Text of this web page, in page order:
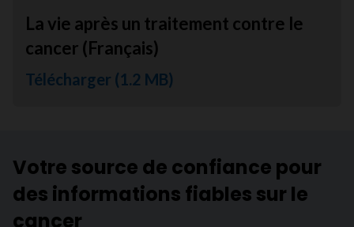
La vie après un traitement contre le
cancer (Français)
Télécharger (1.2 MB)
Votre source de confiance pour
des informations fiables sur le
cancer